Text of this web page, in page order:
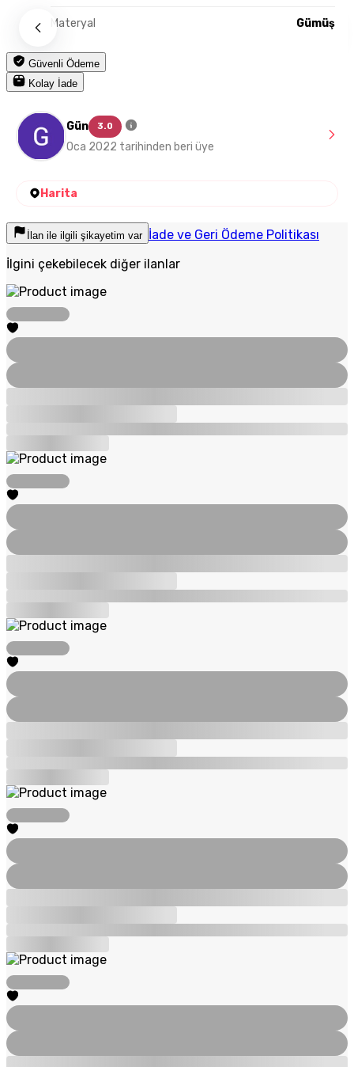
Materyal Gümüş
Güvenli Ödeme
Kolay İade
Gün 3.0
Oca 2022 tarihinden beri üye
Harita
İlan ile ilgili şikayetim var İade ve Geri Ödeme Politikası
İlgini çekebilecek diğer ilanlar